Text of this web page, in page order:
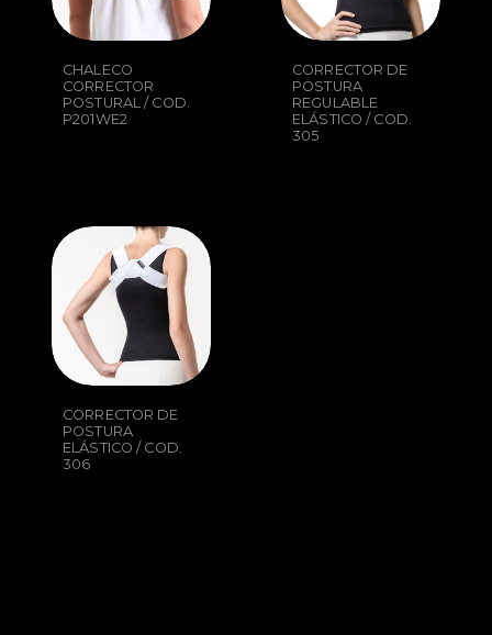
CHALECO
CORRECTOR
POSTURAL / COD.
P201WE2
CORRECTOR DE
POSTURA
REGULABLE
ELÁSTICO / COD.
305
CORRECTOR DE
POSTURA
ELÁSTICO / COD.
306